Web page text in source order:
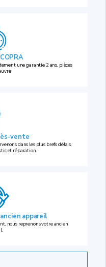
une garantie 2 ans, pièces
vente
dans les plus brefs délais,
et réparation.
appareil
nous reprenons votre ancien